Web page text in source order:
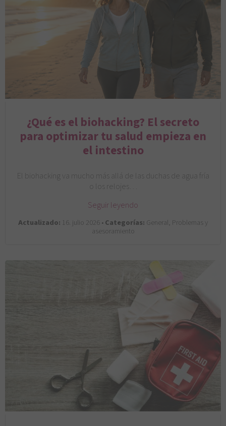
¿Qué es el biohacking? El secreto
para optimizar tu salud empieza en
el intestino
El biohacking va mucho más allá de las duchas de agua fría
o los relojes…
Seguir leyendo
Actualizado: 16. julio 2026 •Categorías: General, Problemas y
asesoramiento